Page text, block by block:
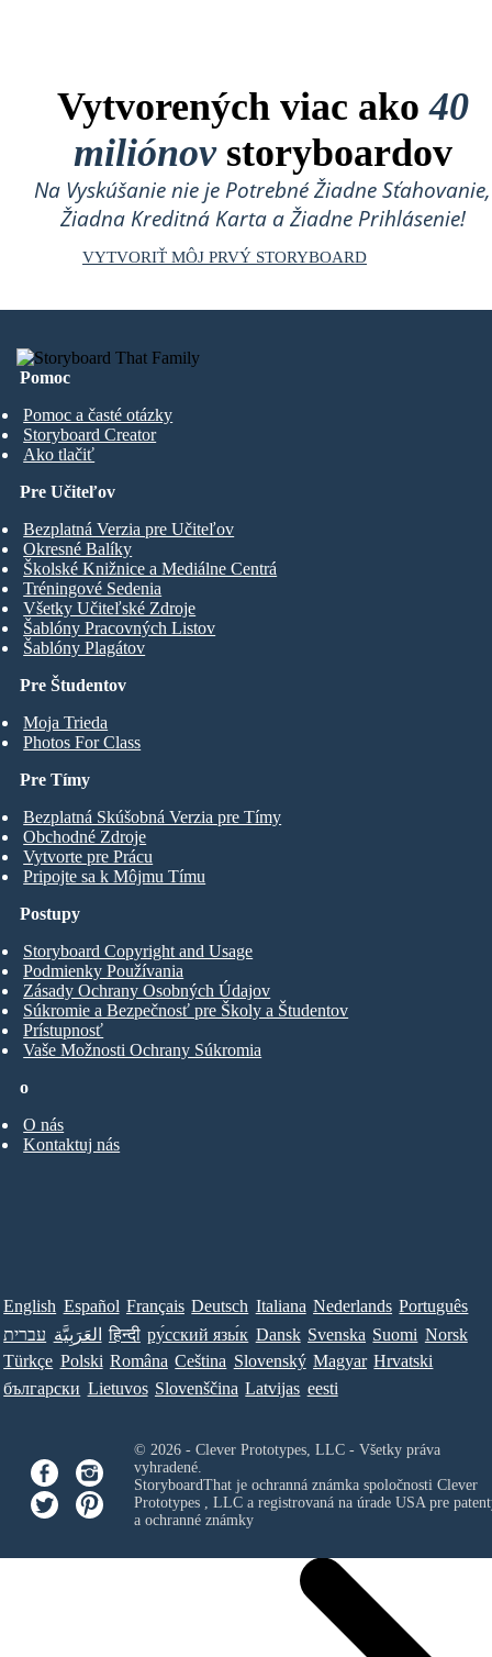
Vytvorených viac ako40
miliónovstoryboardov
Na Vyskúšanie nie je Potrebné Žiadne Sťahovanie,
Žiadna Kreditná Karta a Žiadne Prihlásenie!
VYTVORIŤ MÔJ PRVÝ STORYBOARD
Pomoc
Pomoc a časté otázky
Storyboard Creator
Ako tlačiť
Pre Študentov
Moja Trieda
Photos For Class
Pre Učiteľov
Bezplatná Verzia pre Učiteľov
Okresné Balíky
Školské Knižnice a Mediálne Centrá
Tréningové Sedenia
Všetky Učiteľské Zdroje
Šablóny Pracovných Listov
Šablóny Plagátov
Pre Tímy
Bezplatná Skúšobná Verzia pre Tímy
Obchodné Zdroje
Vytvorte pre Prácu
Pripojte sa k Môjmu Tímu
o
O nás
Kontaktuj nás
Postupy
Storyboard Copyright and Usage
Podmienky Používania
Zásady Ochrany Osobných Údajov
Súkromie a Bezpečnosť pre Školy a Študentov
Prístupnosť
Vaše Možnosti Ochrany Súkromia
English Español Français Deutsch Italiana Nederlands Português
עברית العَرَبِيَّة हिन्दी ру́сский язы́к Dansk Svenska Suomi Norsk
Türkçe Polski Româna Ceština Slovenský Magyar Hrvatski
български Lietuvos Slovenščina Latvijas eesti
© 2026 - Clever Prototypes, LLC - Všetky práva
vyhradené.
StoryboardThat je ochranná známka spoločnosti Clever
Prototypes , LLCa registrovaná na úrade USA pre
a ochranné známky